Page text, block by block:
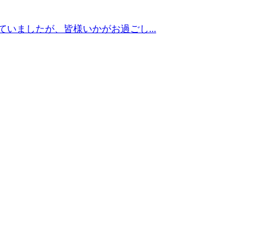
いましたが、皆様いかがお過ごし...